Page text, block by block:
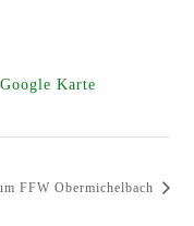
Google Karte
FFW Obermichelbach